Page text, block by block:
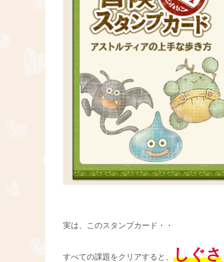
実は、このスタンプカード・・
すべての課題をクリアすると、 しぐさ